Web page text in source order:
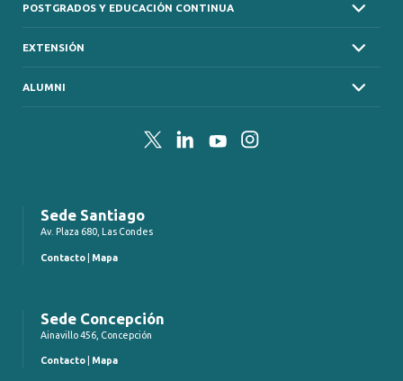
POSTGRADOS Y EDUCACIÓN CONTINUA
EXTENSIÓN
ALUMNI
TwitterLinkedInYouTubeInstagram
Sede Santiago
Av. Plaza 680, Las Condes
Contacto Mapa
Sede Concepción
Ainavillo 456, Concepción
Contacto Mapa